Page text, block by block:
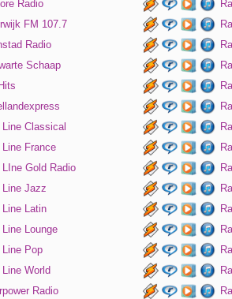
Radio
FM 107.7
Radio
Schaap
Line Classical
Line France
LIne Gold Radio
Line Jazz
Line Latin
Line Lounge
Line Pop
Line World
Radio